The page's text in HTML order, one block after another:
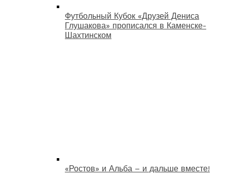
Футбольный Кубок «Друзей Дениса
Глушакова» прописался в Каменске-
Шахтинском
«Ростов» и Альба – и дальше вместе!